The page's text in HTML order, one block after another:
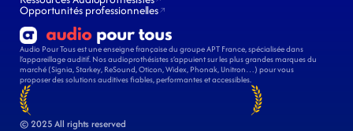
Audio Pour Tous est une enseigne française du groupe APT France, spécialisée dans
l’appareillage auditif. Nos audioprothésistes s’appuient sur les plus grandes marques du
marché (Signia, Starkey, ReSound, Oticon, Widex, Phonak, Unitron…) pour vous
proposer des solutions auditives fiables, performantes et accessibles.
© 2025 All rights reserved
Opportunités professionnelles